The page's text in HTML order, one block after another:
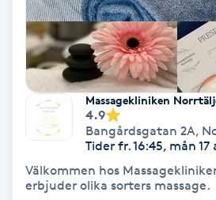
Celluliter
Coachning
Color correction
Cryoterapi
Massagekliniken
4.9
Bangårdsgatan 2A,
Tider fr. 16:45, mån 17
Välkommen hos
erbjuder olika sorters massage.